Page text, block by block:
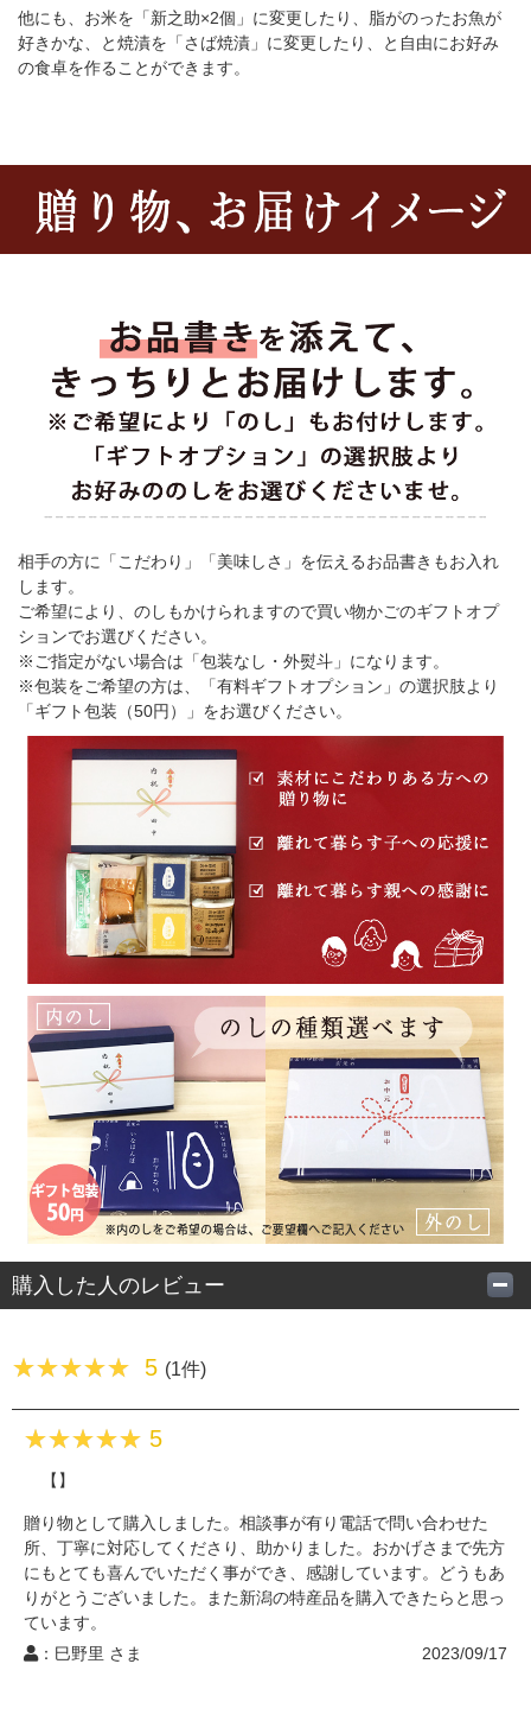
他にも、お米を「新之助×2個」に変更したり、脂がのったお魚が
好きかな、と焼漬を「さば焼漬」に変更したり、と自由にお好み
の食卓を作ることができます。
相手の方に「こだわり」「美味しさ」を伝えるお品書きもお入れ
します。
ご希望により、のしもかけられますので買い物かごのギフトオプ
ションでお選びください。
※ご指定がない場合は「包装なし・外熨斗」になります。
※包装をご希望の方は、「有料ギフトオプション」の選択肢より
「ギフト包装（50円）」をお選びください。
購入した人のレビュー
5 (1件)
5
【】
贈り物として購入しました。相談事が有り電話で問い合わせた
所、丁寧に対応してくださり、助かりました。おかげさまで先方
にもとても喜んでいただく事ができ、感謝しています。どうもあ
りがとうございました。また新潟の特産品を購入できたらと思っ
ています。
：巳野里 さま
2023/09/17